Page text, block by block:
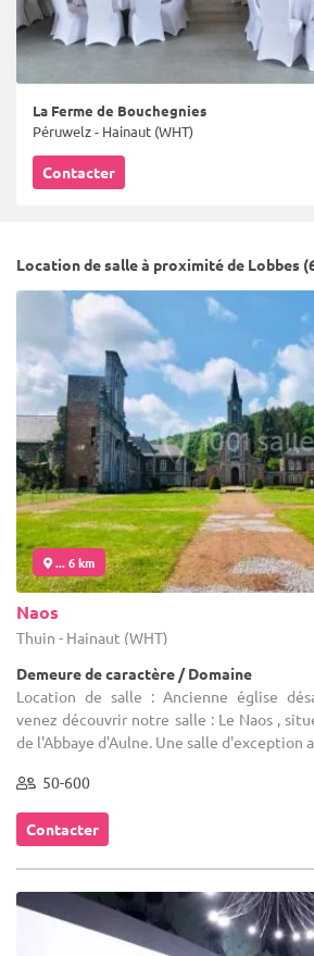
La Ferme de Bouchegnies
Péruwelz - Hainaut (WHT)
Contacter
Location de salle à proximité de Lobbes
... 6 km
Naos
Thuin - Hainaut (WHT)
Demeure de caractère / Domaine
Location de salle : Ancienne église
venez découvrir notre salle : Le Naos ,
de l'Abbaye d'Aulne. Une salle d'exception
50-600
Contacter